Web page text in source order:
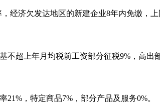
经济欠发达地区的新建企业8年内免缴，上
不超上年月均税前工资部分征税9%，高出部
21%，特定商品7%，部分产品及服务0%。